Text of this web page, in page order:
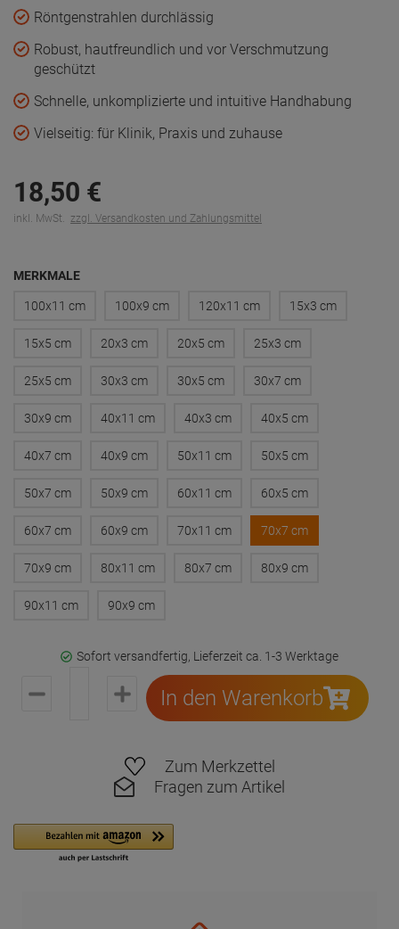
Röntgenstrahlen durchlässig
Robust, hautfreundlich und vor Verschmutzung
geschützt
Schnelle, unkomplizierte und intuitive Handhabung
Vielseitig: für Klinik, Praxis und zuhause
18,50 €
inkl. MwSt. zzgl. Versandkosten und Zahlungsmittel
MERKMALE
100x11 cm 100x9 cm 120x11 cm 15x3 cm
15x5 cm 20x3 cm 20x5 cm 25x3 cm
25x5 cm 30x3 cm 30x5 cm 30x7 cm
30x9 cm 40x11 cm 40x3 cm 40x5 cm
40x7 cm 40x9 cm 50x11 cm 50x5 cm
50x7 cm 50x9 cm 60x11 cm 60x5 cm
60x7 cm 60x9 cm 70x11 cm 70x7 cm
70x9 cm 80x11 cm 80x7 cm 80x9 cm
90x11 cm 90x9 cm
Sofort versandfertig, Lieferzeit ca. 1-3 Werktage
In den Warenkorb
Zum Merkzettel
Fragen zum Artikel